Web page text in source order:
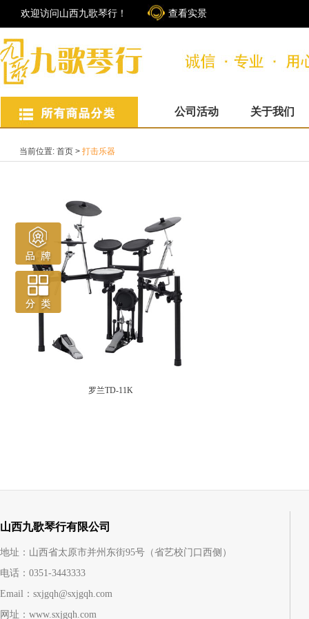
欢迎访问山西九歌琴行！ 查看实景
公司活动 关于我们
当前位置: 首页 > 打击乐器
罗兰TD-11K
山西九歌琴行有限公司
地址：山西省太原市并州东街95号（省艺校门口西侧）
电话：0351-3443333
Email：sxjgqh@sxjgqh.com
网址：www.sxjgqh.com